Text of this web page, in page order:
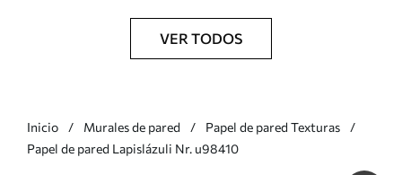
VER TODOS
Inicio Murales de pared
Papel de pared Texturas
Papel de pared Lapislázuli Nr. u98410